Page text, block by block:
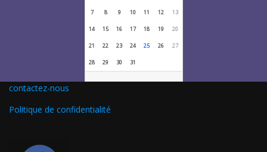
7 8 9 10 11 12 13
14 15 16 17 18 19 20
21 22 23 24 25 26 27
28 29 30 31
contactez-nous
Politique de confidentialité